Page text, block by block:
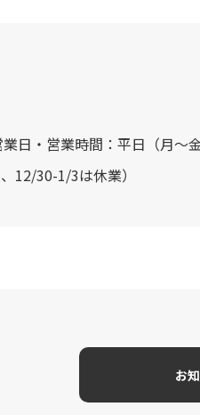
日・営業時間：平日（月～
12/30-1/3は休業）
お